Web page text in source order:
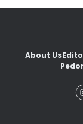
About Us